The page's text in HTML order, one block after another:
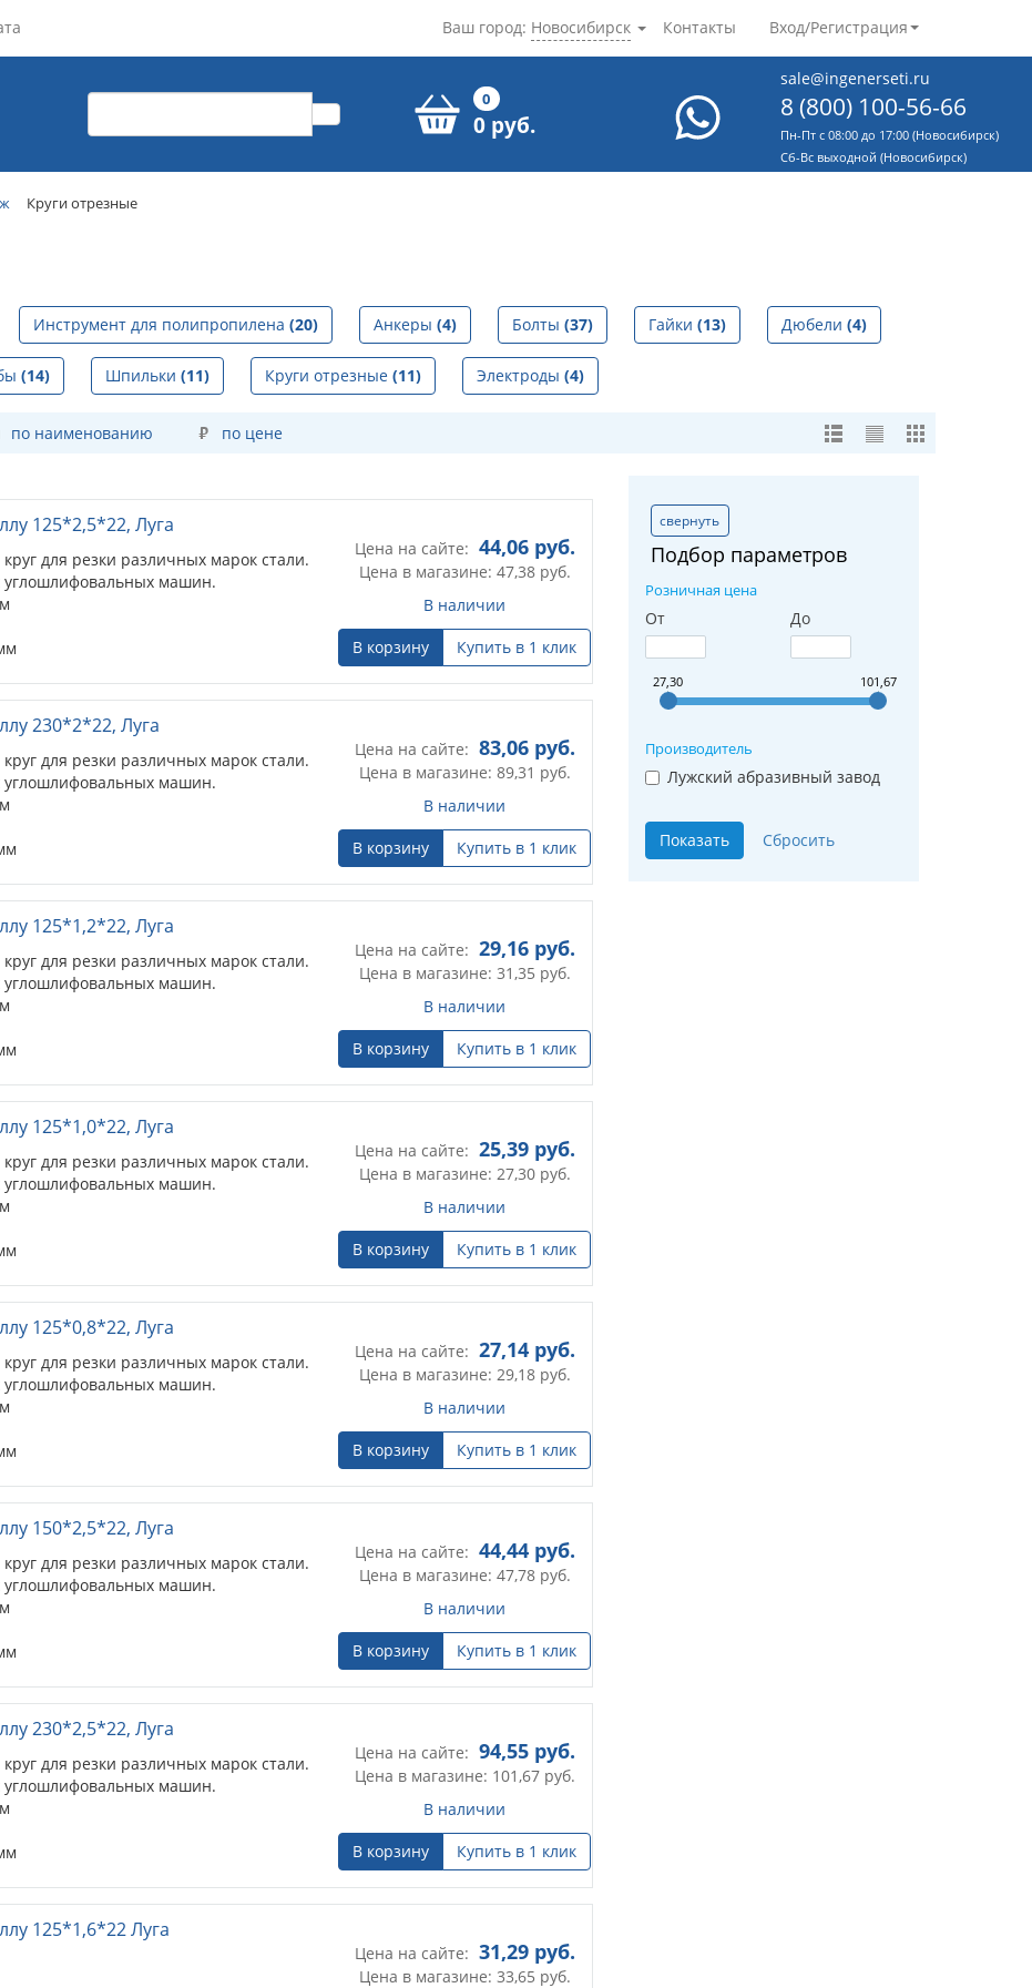
Контакты Вход/Регистрация
Ваш город: Новосибирск
0
0 руб.
sale@ingenerseti.ru
8 (800) 100-56-66
Пн-Пт с 08:00 до 17:00 (Новосибирск)
Cб-Вс выходной (Новосибирск)
Круги отрезные
Инструмент для полипропилена (20) Анкеры (4) Болты (37) Гайки (13) Дюбели (4)
(14) Шпильки (11) Круги отрезные (11) Электроды (4)
по наименованию по цене
свернуть
Подбор параметров
Розничная цена
От До
27,30 101,67
Производитель
Лужский абразивный завод
125*2,5*22, Луга
для резки различных марок стали.
углошлифовальных машин.
Цена на сайте: 44,06руб.
Цена в магазине: 47,38руб.
В наличии
В корзину
Купить в 1 клик
230*2*22, Луга
для резки различных марок стали.
углошлифовальных машин.
Цена на сайте: 83,06руб.
Цена в магазине: 89,31 руб.
В наличии
В корзину
Купить в 1 клик
125*1,2*22, Луга
для резки различных марок стали.
углошлифовальных машин.
Цена на сайте: 29,16руб.
Цена в магазине: 31,35 руб.
В наличии
В корзину
Купить в 1 клик
125*1,0*22, Луга
для резки различных марок стали.
углошлифовальных машин.
Цена на сайте: 25,39руб.
Цена в магазине: 27,30руб.
В наличии
В корзину
Купить в 1 клик
125*0,8*22, Луга
для резки различных марок стали.
углошлифовальных машин.
Цена на сайте: 27,14руб.
Цена в магазине: 29,18руб.
В наличии
В корзину
Купить в 1 клик
150*2,5*22, Луга
для резки различных марок стали.
углошлифовальных машин.
Цена на сайте: 44,44руб.
Цена в магазине: 47,78руб.
В наличии
В корзину
Купить в 1 клик
230*2,5*22, Луга
для резки различных марок стали.
углошлифовальных машин.
нержавеющая сталь
Цена на сайте: 94,55руб.
Цена в магазине: 101,67руб.
В наличии
В корзину
Купить в 1 клик
125*1,6*22 Луга
Цена на сайте: 31,29руб.
Цена в магазине: 33,65 руб.